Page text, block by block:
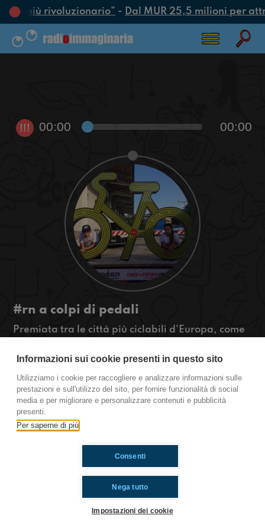
più rivoluzionario”- Dal MUR 25,5 milioni per
!!! 00:00 00:00
#rn a colpi di pedali
Premiata tra le città più ciclabili d'Europa, come
la bicicletta?
mobilità di Rimini, yeahhh
#OkkinSu www.radioimmaginaria.it
Ti è piaciuto? Condividilo!
Informazioni sui cookie presenti in questo sito
Utilizziamo i cookie per raccogliere e analizzare informazioni sulle
prestazioni e sull'utilizzo del sito, per fornire funzionalità di social
media e per migliorare e personalizzare contenuti e pubblicità
presenti.
Per saperne di più
Nega tutto
Consenti
Impostazioni dei cookie